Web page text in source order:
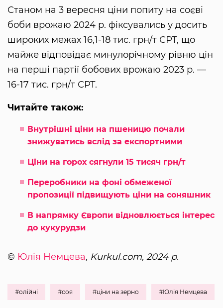
Станом на 3 вересня ціни попиту на соєві
боби врожаю 2024 р. фіксувались у досить
широких межах 16,1-18 тис. грн/т СРТ, що
майже відповідає минулорічному рівню цін
на перші партії бобових врожаю 2023 р. —
16-17 тис. грн/т СРТ.
Читайте також:
Внутрішні ціни на пшеницю почали
знижуватись вслід за експортними
Ціни на горох сягнули 15 тисяч грн/т
Переробники на фоні обмеженої
пропозиції підвищують ціни на соняшник
В напрямку Європи відновлюється інтерес
до кукурудзи
© Юлія Немцева, Kurkul.com, 2024 р.
#олійні #соя #ціни на зерно #Юлія Немцева